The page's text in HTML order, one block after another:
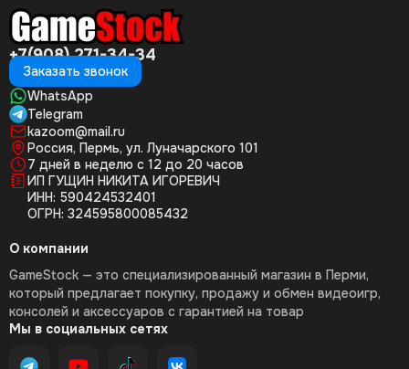
+7(908) 271-34-34
Заказать звонок
WhatsApp
Telegram
kazoom@mail.ru
Россия, Пермь, ул. Луначарского 101
7 дней в неделю с 12 до 20 часов
ИП ГУЩИН НИКИТА ИГОРЕВИЧ
ИНН: 590424532401
ОГРН: 324595800085432
О компании
GameStock — это специализированный магазин в Перми,
который предлагает покупку, продажу и обмен видеоигр,
консолей и аксессуаров с гарантией на товар
Мы в социальных сетях